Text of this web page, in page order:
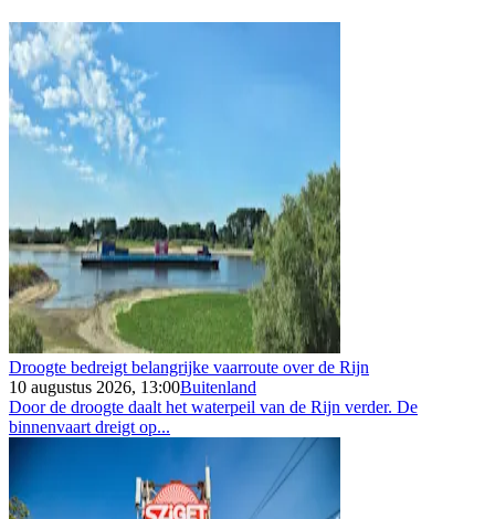
Droogte bedreigt belangrijke vaarroute over de Rijn
10 augustus 2026, 13:00Buitenland
Door de droogte daalt het waterpeil van de Rijn verder. De
binnenvaart dreigt op...